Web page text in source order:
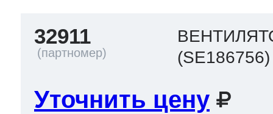
32911
(SE186756)
Уточнить цену